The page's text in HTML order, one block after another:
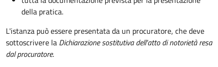
della pratica.
L'istanza può essere presentata da un procuratore, che deve
sottoscrivere la Dichiarazione sostitutiva dell'atto di notorietà resa
dal procuratore.